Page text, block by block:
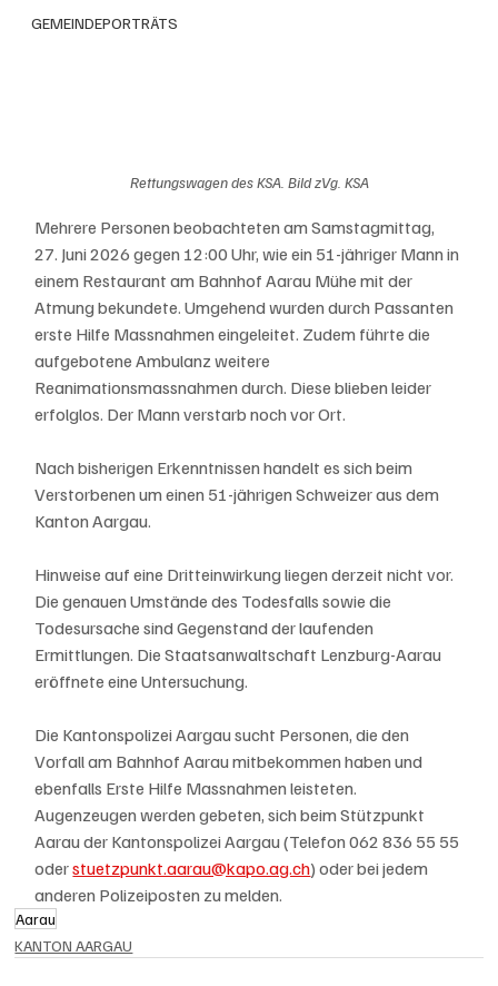
GEMEINDEPORTRÄTS
Rettungswagen des KSA. Bild zVg. KSA
Mehrere Personen beobachteten am Samstagmittag,
27. Juni 2026 gegen 12:00 Uhr, wie ein 51-jähriger Mann in
einem Restaurant am Bahnhof Aarau Mühe mit der
Atmung bekundete. Umgehend wurden durch Passanten
erste Hilfe Massnahmen eingeleitet. Zudem führte die
aufgebotene Ambulanz weitere
Reanimationsmassnahmen durch. Diese blieben leider
erfolglos. Der Mann verstarb noch vor Ort.
Nach bisherigen Erkenntnissen handelt es sich beim
Verstorbenen um einen 51-jährigen Schweizer aus dem
Kanton Aargau.
Hinweise auf eine Dritteinwirkung liegen derzeit nicht vor.
Die genauen Umstände des Todesfalls sowie die
Todesursache sind Gegenstand der laufenden
Ermittlungen. Die Staatsanwaltschaft Lenzburg-Aarau
eröffnete eine Untersuchung.
Die Kantonspolizei Aargau sucht Personen, die den
Vorfall am Bahnhof Aarau mitbekommen haben und
ebenfalls Erste Hilfe Massnahmen leisteten.
Augenzeugen werden gebeten, sich beim Stützpunkt
Aarau der Kantonspolizei Aargau (Telefon 062 836 55 55
oder stuetzpunkt.aarau@kapo.ag.ch) oder bei jedem
anderen Polizeiposten zu melden.
Aarau
KANTON AARGAU